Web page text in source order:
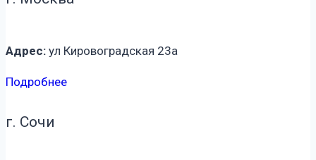
Адрес: ул Кировоградская 23а
Подробнее
г. Сочи